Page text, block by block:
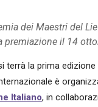
dei Maestri del
premiazione il 14
terrà la prima edizione
è
Italiano, in